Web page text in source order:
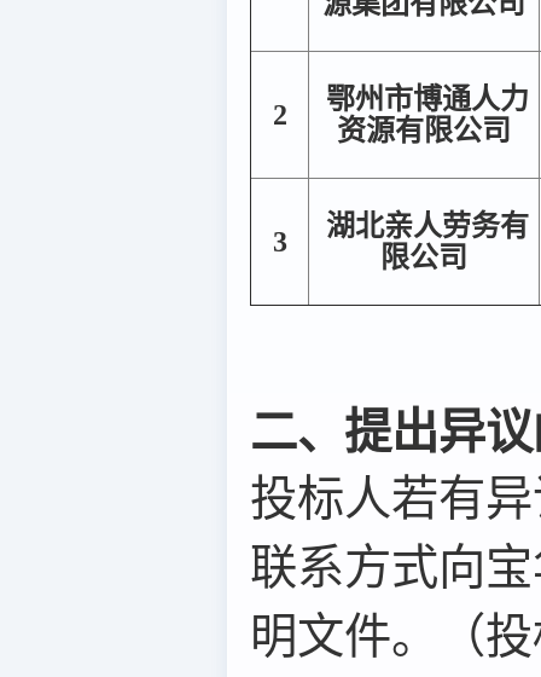
2
鄂州市博通人力
资源有限公司
3
湖北亲人劳务有
限公司
二、提出异
投标人若有
联系方式向
明文件。（